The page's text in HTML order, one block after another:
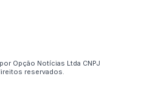
Opção Notícias Ltda CNPJ
reservados.